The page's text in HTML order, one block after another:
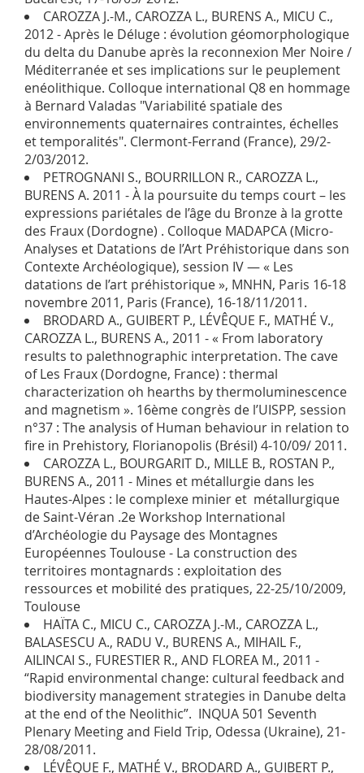
CAROZZA J.-M., CAROZZA L., BURENS A., MICU C.,
2012 - Après le Déluge : évolution géomorphologique
du delta du Danube après la reconnexion Mer Noire /
Méditerranée et ses implications sur le peuplement
enéolithique. Colloque international Q8 en hommage
à Bernard Valadas "Variabilité spatiale des
environnements quaternaires contraintes, échelles
et temporalités". Clermont-Ferrand (France), 29/2-
2/03/2012.
PETROGNANI S., BOURRILLON R., CAROZZA L.,
BURENS A. 2011 - À la poursuite du temps court – les
expressions pariétales de l’âge du Bronze à la grotte
des Fraux (Dordogne) . Colloque MADAPCA (Micro-
Analyses et Datations de l’Art Préhistorique dans son
Contexte Archéologique), session IV — « Les
datations de l’art préhistorique », MNHN, Paris 16-18
novembre 2011, Paris (France), 16-18/11/2011.
BRODARD A., GUIBERT P., LÉVÊQUE F., MATHÉ V.,
CAROZZA L., BURENS A., 2011 - « From laboratory
results to palethnographic interpretation. The cave
of Les Fraux (Dordogne, France) : thermal
characterization oh hearths by thermoluminescence
and magnetism ». 16ème congrès de l’UISPP, session
n°37 : The analysis of Human behaviour in relation to
fire in Prehistory, Florianopolis (Brésil) 4-10/09/ 2011.
CAROZZA L., BOURGARIT D., MILLE B., ROSTAN P.,
BURENS A., 2011 - Mines et métallurgie dans les
Hautes-Alpes : le complexe minier et métallurgique
de Saint-Véran .2e Workshop International
d’Archéologie du Paysage des Montagnes
Européennes Toulouse - La construction des
territoires montagnards : exploitation des
ressources et mobilité des pratiques, 22-25/10/2009,
Toulouse
HAÏTA C., MICU C., CAROZZA J.-M., CAROZZA L.,
BALASESCU A., RADU V., BURENS A., MIHAIL F.,
AILINCAI S., FURESTIER R., AND FLOREA M., 2011 -
“Rapid environmental change: cultural feedback and
biodiversity management strategies in Danube delta
at the end of the Neolithic”. INQUA 501 Seventh
Plenary Meeting and Field Trip, Odessa (Ukraine), 21-
28/08/2011.
LÉVÊQUE F., MATHÉ V., BRODARD A., GUIBERT P.,